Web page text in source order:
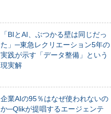
「BIとAI、ぶつかる壁は同じだっ
た」─東急レクリエーション5年の
実践が示す「データ整備」という
現実解
企業AIの95％はなぜ使われないの
か─Qlikが提唱するエージェンテ